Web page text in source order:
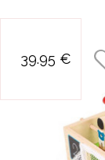
39.95 €